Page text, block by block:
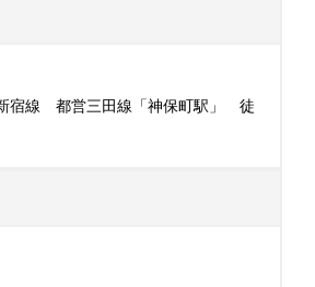
宿線　都営三田線「神保町駅」　徒